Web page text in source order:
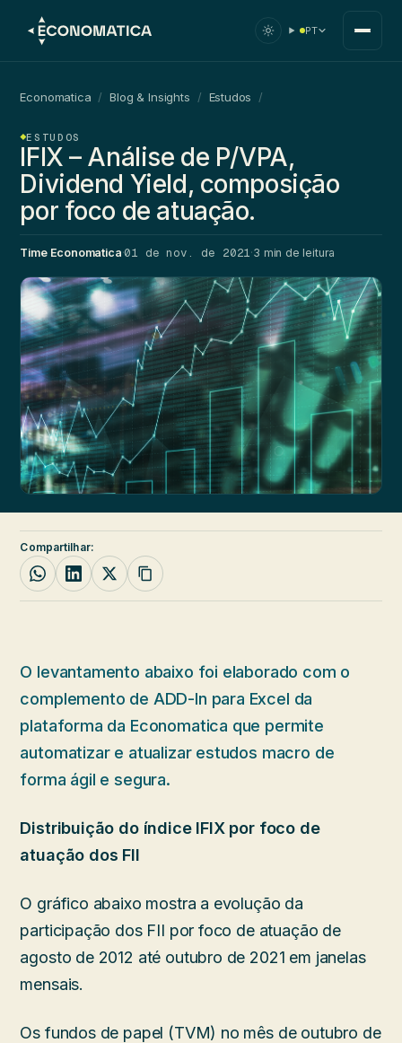
PT
Economatica / Blog & Insights / Estudos /
ESTUDOS
IFIX – Análise de P/VPA,
Dividend Yield, composição
por foco de atuação.
Time Economatica·01 de nov. de 2021·3 min de leitura
Compartilhar:
O levantamento abaixo foi elaborado com o
complemento de ADD-In para Excel da
plataforma da Economatica que permite
automatizar e atualizar estudos macro de
forma ágil e segura.
Distribuição do índice IFIX por foco de
atuação dos FII
O gráfico abaixo mostra a evolução da
participação dos FII por foco de atuação de
agosto de 2012 até outubro de 2021 em janelas
mensais.
Os fundos de papel (TVM) no mês de outubro de